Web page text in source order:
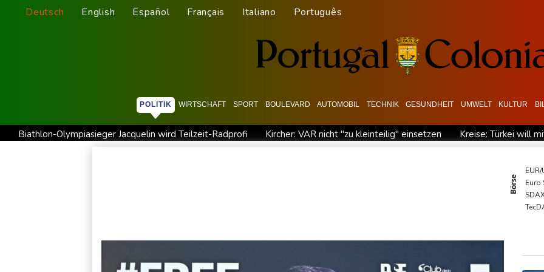
Deutsch English Español Français Italiano Português
POLITIK WIRTSCHAFT SPORT BOULEVARD AUTOMOBIL TECHNIK GESUNDHEIT UMWELT KULTUR
Biathlon-Olympiasieger Jacquelin wird Teilzeit-Radprofi Kircher: VAR nicht "zu kleinteilig" einsetzen
Kreise: Türkei will
USA wollen bei Visa-Anträgen
Trump unternimmt neuen Vorstoß im Streit
Börse
EUR/
Euro